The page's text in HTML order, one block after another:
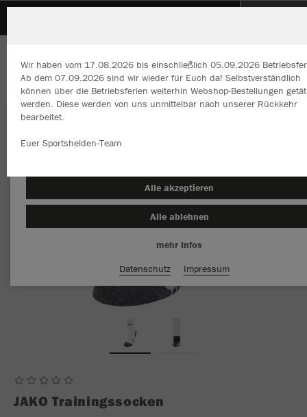
JAKO Trainingssocken
Wir haben vom 17.08.2026 bis einschließlich 05.09.2026
Ab dem 07.09.2026 sind wir wieder für Euch da! Selbstverständlich
können über die Betriebsferien weiterhin Webshop-Bestellungen
werden. Diese werden von uns unmittelbar nach unserer Rückkehr
bearbeitet.
Euer Sportshelden-Team
Wir verwenden Cookies
Inhalte anzeigen und unsere Website verbessern. Weitere
Alle akzeptieren
Alle ablehnen
mehr Infos
Datenschutz
Impressum